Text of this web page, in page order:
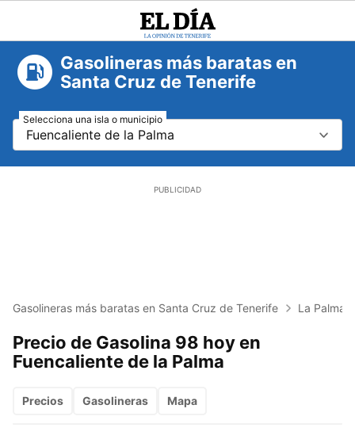
Día
Gasolineras más baratas en
Santa Cruz de Tenerife
Fuencaliente de la Palma
Selecciona una isla o municipio
Gasolineras más baratas en Santa Cruz de Tenerife La Palma
Precio de Gasolina 98 hoy en
Fuencaliente de la Palma
Precios Gasolineras Mapa